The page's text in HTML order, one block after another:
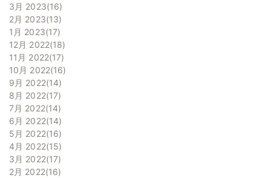
3月 2023 16
2月 2023 13
1月 2023 17
12月 2022 18
11月 2022 17
10月 2022 16
9月 2022 14
8月 2022 17
7月 2022 14
6月 2022 14
5月 2022 16
4月 2022 15
3月 2022 17
2月 2022 16